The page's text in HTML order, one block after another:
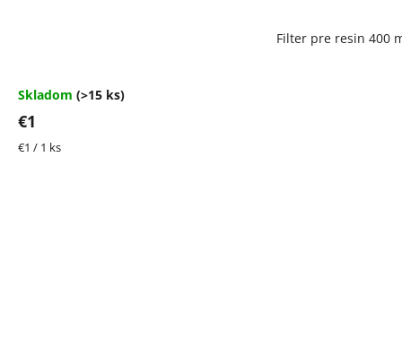
Filter pre resin 400
Skladom (>15 ks)
€1
Jednotková
€1 / 1 ks